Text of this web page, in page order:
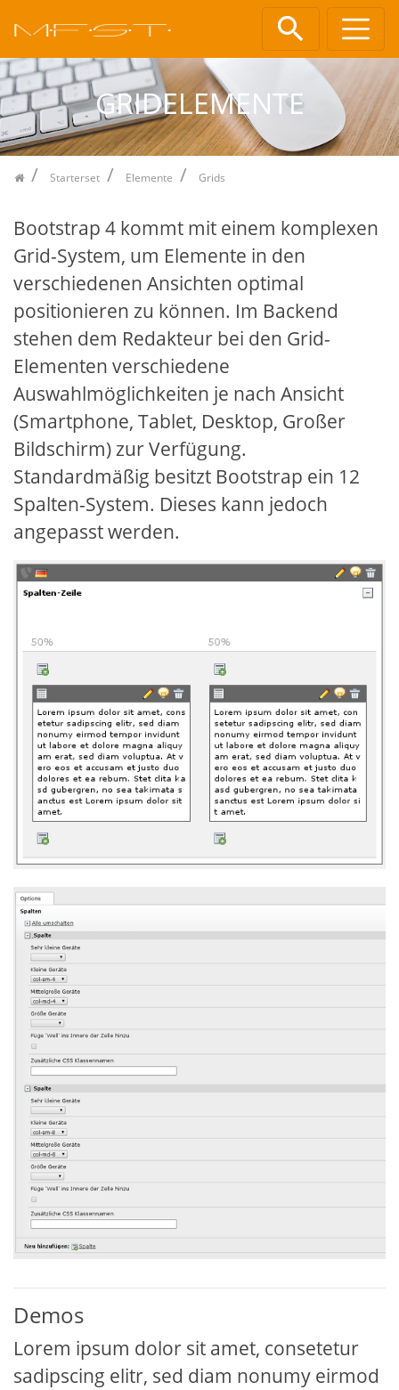
Zum Inhalt springen
GRIDELEMENTE
Starterset Elemente Grids
Bootstrap 4 kommt mit einem komplexen
Grid-System, um Elemente in den
verschiedenen Ansichten optimal
positionieren zu können. Im Backend
stehen dem Redakteur bei den Grid-
Elementen verschiedene
Auswahlmöglichkeiten je nach Ansicht
(Smartphone, Tablet, Desktop, Großer
Bildschirm) zur Verfügung.
Standardmäßig besitzt Bootstrap ein 12
Spalten-System. Dieses kann jedoch
angepasst werden.
Demos
Lorem ipsum dolor sit amet, consetetur
sadipscing elitr, sed diam nonumy eirmod